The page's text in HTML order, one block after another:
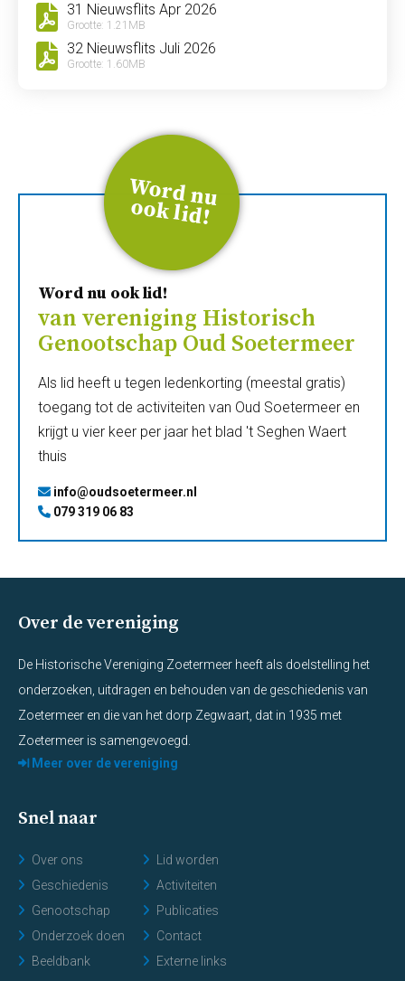
31 Nieuwsflits Apr 2026
Grootte: 1.21MB
32 Nieuwsflits Juli 2026
Grootte: 1.60MB
W
ord
n
u
ook
lid
!
Word nu ook lid!
van vereniging Historisch
Genootschap Oud Soetermeer
Als lid heeft u tegen ledenkorting (meestal gratis)
toegang tot de activiteiten van Oud Soetermeer en
krijgt u vier keer per jaar het blad 't Seghen Waert
thuis
info@oudsoetermeer.nl
079 319 06 83
Over de vereniging
De Historische Vereniging Zoetermeer heeft als doelstelling het
onderzoeken, uitdragen en behouden van de geschiedenis van
Zoetermeer en die van het dorp Zegwaart, dat in 1935 met
Zoetermeer is samengevoegd.
Meer over de vereniging
Snel naar
Over ons
Geschiedenis
Genootschap
Onderzoek doen
Beeldbank
Lid worden
Activiteiten
Publicaties
Contact
Externe links